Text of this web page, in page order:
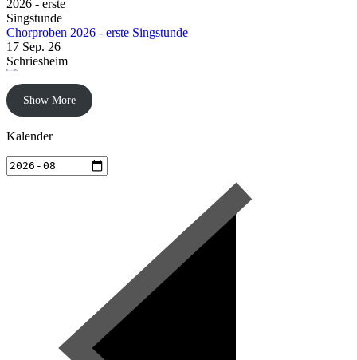
Chorproben 2026 - erste Singstunde
17 Sep. 26
Schriesheim
Chorproben 2026
24 Sep. 26
Schriesheim
Chorproben 2026
Show More
Kalender